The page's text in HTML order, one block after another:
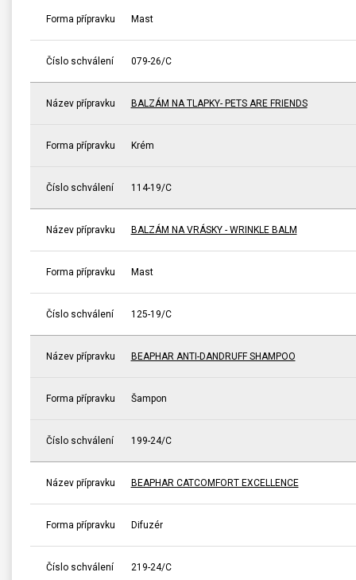
Forma přípravku Mast
Číslo schválení 079-26/C
Název přípravku BALZÁM NA TLAPKY- PETS ARE FRIENDS
Forma přípravku Krém
Číslo schválení 114-19/C
Název přípravku BALZÁM NA VRÁSKY - WRINKLE BALM
Forma přípravku Mast
Číslo schválení 125-19/C
Název přípravku BEAPHAR ANTI-DANDRUFF SHAMPOO
Forma přípravku Šampon
Číslo schválení 199-24/C
Název přípravku BEAPHAR CATCOMFORT EXCELLENCE
Forma přípravku Difuzér
Číslo schválení 219-24/C